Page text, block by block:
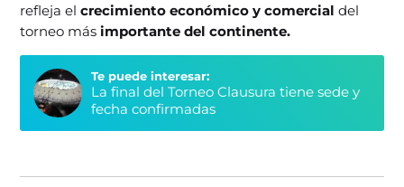
refleja elcrecimiento económico y comercial del
torneo másimportante del continente.
Te puede interesar:
La final del Torneo Clausura tiene sede y
fecha confirmadas